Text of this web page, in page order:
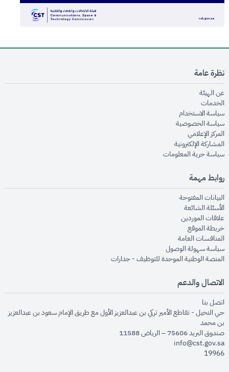
نظرة عامة
عن الهيئةopens in new window
الخدماتopens in new window
سياسة الاستخدام
سياسة الخصوصيةopens in new window
المركز الإعلاميopens in new window
المشاركة الإلكترونيةopens in new window
سياسة حرية المعلوماتopens in new window
روابط مهمة
البيانات المفتوحةopens in new window
الأسئلة الشائعةopens in new window
علاقات الموردينopens in new window
خريطة الموقعopens in new window
المنافسات العامةopens in new window
سياسة سهولة الوصولopens in new window
المنصة الوطنية الموحدة للتوظيف - جداراتopens in new window
الاتصال والدعم
اتصل بنا
حي النخيل - تقاطع الأمير تركي بن عبدالعزيز الأول مع طريق الإمام سعود بن عبدالعزيز
بن محمد
صندوق البريد 75606 – الرياض 11588
info@cst.gov.sa
19966